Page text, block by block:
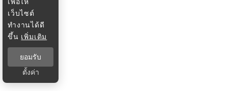
เว็บไซต์
ทำงานได้ดี
ขึ้น เพิ่มเติม
ยอมรับ
ตั้งค่า